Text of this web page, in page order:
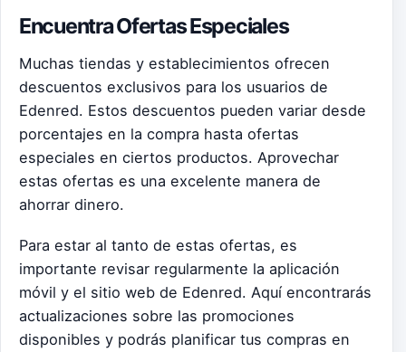
Encuentra Ofertas Especiales
Muchas tiendas y establecimientos ofrecen
descuentos exclusivos para los usuarios de
Edenred. Estos descuentos pueden variar desde
porcentajes en la compra hasta ofertas
especiales en ciertos productos. Aprovechar
estas ofertas es una excelente manera de
ahorrar dinero.
Para estar al tanto de estas ofertas, es
importante revisar regularmente la aplicación
móvil y el sitio web de Edenred. Aquí encontrarás
actualizaciones sobre las promociones
disponibles y podrás planificar tus compras en